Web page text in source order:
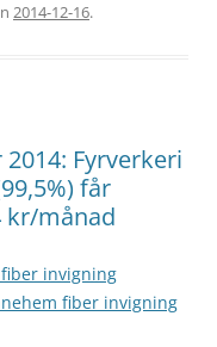
2014-12-16.
Fyrverkeri
får
kr/månad
fiber invigning
fiber invigning